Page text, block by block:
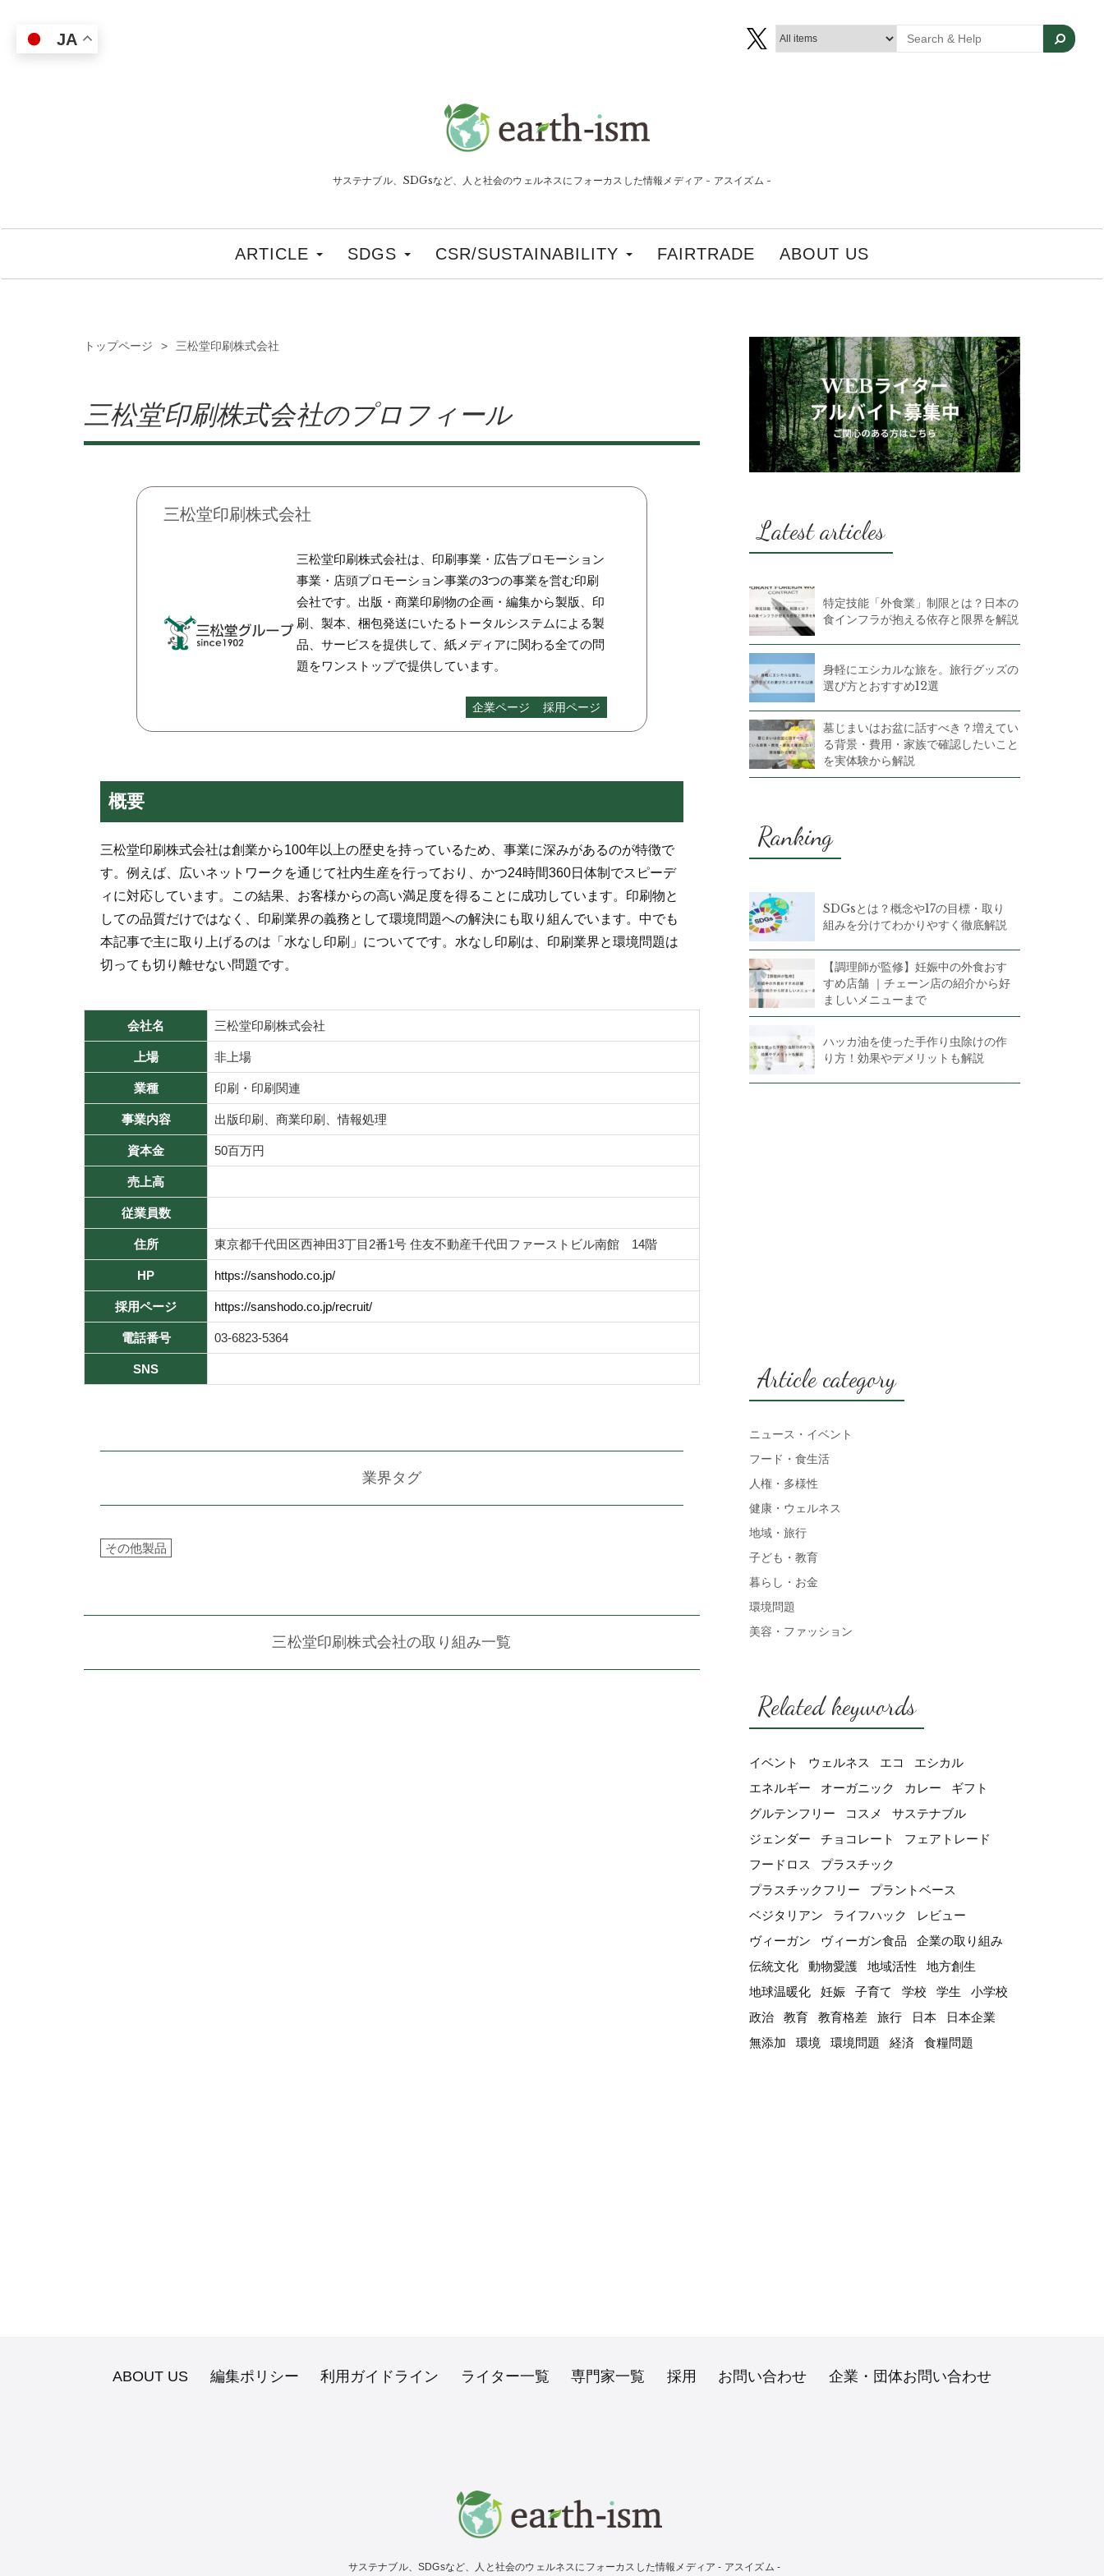
サステナブル、SDGsなど、人と社会のウェルネスにフォーカスした情報メディア - アスイズム -
ARTICLE SDGS CSR/SUSTAINABILITY FAIRTRADE ABOUT US
トップページ 三松堂印刷株式会社
三松堂印刷株式会社のプロフィール
三松堂印刷株式会社
三松堂印刷株式会社は、印刷事業・広告プロモーション
事業・店頭プロモーション事業の3つの事業を営む印刷
会社です。出版・商業印刷物の企画・編集から製版、印
刷、製本、梱包発送にいたるトータルシステムによる製
品、サービスを提供して、紙メディアに関わる全ての問
題をワンストップで提供しています。
企業ページ 採用ページ
概要
三松堂印刷株式会社は創業から100年以上の歴史を持っているため、事業に深みがあるのが特徴で
す。例えば、広いネットワークを通じて社内生産を行っており、かつ24時間360日体制でスピーデ
ィに対応しています。この結果、お客様からの高い満足度を得ることに成功しています。印刷物と
しての品質だけではなく、印刷業界の義務として環境問題への解決にも取り組んでいます。中でも
本記事で主に取り上げるのは「水なし印刷」についてです。水なし印刷は、印刷業界と環境問題は
切っても切り離せない問題です。
会社名 三松堂印刷株式会社
上場 非上場
業種 印刷・印刷関連
事業内容 出版印刷、商業印刷、情報処理
資本金 50百万円
売上高
従業員数
住所 東京都千代田区西神田3丁目2番1号 住友不動産千代田ファーストビル南館 14階
HP https://sanshodo.co.jp/
採用ページ https://sanshodo.co.jp/recruit/
電話番号 03-6823-5364
SNS
業界タグ
その他製品
三松堂印刷株式会社の取り組み一覧
Latest articles
特定技能「外食業」制限とは？日本の
食インフラが抱える依存と限界を解説
身軽にエシカルな旅を。旅行グッズの
選び方とおすすめ12選
墓じまいはお盆に話すべき？増えてい
る背景・費用・家族で確認したいこと
を実体験から解説
Ranking
SDGsとは？概念や17の目標・取り
組みを分けてわかりやすく徹底解説
【調理師が監修】妊娠中の外食おす
すめ店舗 ｜チェーン店の紹介から好
ましいメニューまで
ハッカ油を使った手作り虫除けの作
り方！効果やデメリットも解説
Article category
ニュース・イベント
フード・食生活
人権・多様性
健康・ウェルネス
地域・旅行
子ども・教育
暮らし・お金
環境問題
美容・ファッション
Related keywords
イベント ウェルネス エコ
エシカル
エネルギー
オーガニック カレー
ギフト
グルテンフリー
コスメ
サステナブル
ジェンダー
チョコレート
フェアトレード
フードロス
プラスチック
プラスチックフリー
プラントベース
ベジタリアン
ライフハック
レビュー
ヴィーガン
ヴィーガン食品
企業の取り組み
伝統文化
動物愛護 地域活性
地方創生
地球温暖化
妊娠 子育て 学校 学生
小学校
政治
教育 教育格差 旅行 日本
日本企業
無添加
環境 環境問題 経済 食糧問題
ABOUT US 編集ポリシー 利用ガイドライン ライター一覧 専門家一覧 採用 お問い合わせ 企業・団体お問い合わせ
サステナブル、SDGsなど、人と社会のウェルネスにフォーカスした情報メディア - アスイズム -
JA